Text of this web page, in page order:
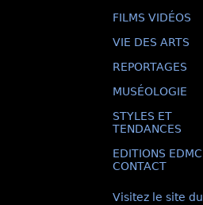
FILMS VIDÉOS
VIE DES ARTS
REPORTAGES
MUSÉOLOGIE
STYLES ET
TENDANCES
EDITIONS EDMC
CONTACT
Visitez le site du